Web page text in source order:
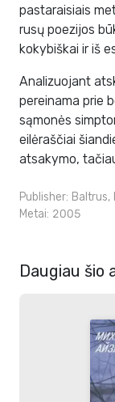
pastaraisiais
rusų poezijos
kokybiškai ir iš
Analizuojant
pereinama prie
sąmonės
eilėraščiai
atsakymo,
Publisher: Baltrus,
Metai: 2005
Daugiau šio